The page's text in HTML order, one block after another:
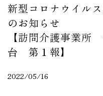
新型コロナウイル
のお知らせ
【訪問介護事業所
台 第１報】
2022/05/16